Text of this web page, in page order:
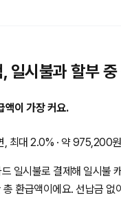
일시불과 할부
액이 가장 커요.
최대 2.0% · 약 975,200
일시불로 결제해 일시불
환급액이에요. 선납금 없